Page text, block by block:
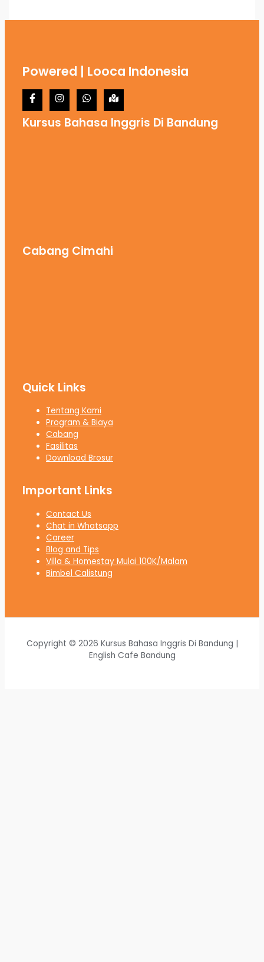
Powered | Looca Indonesia
Kursus Bahasa Inggris Di Bandung
Cabang Cimahi
Quick Links
Tentang Kami
Program & Biaya
Cabang
Fasilitas
Download Brosur
Important Links
Contact Us
Chat in Whatsapp
Career
Blog and Tips
Villa & Homestay Mulai 100K/Malam
Bimbel Calistung
Copyright © 2026 Kursus Bahasa Inggris Di Bandung |
English Cafe Bandung